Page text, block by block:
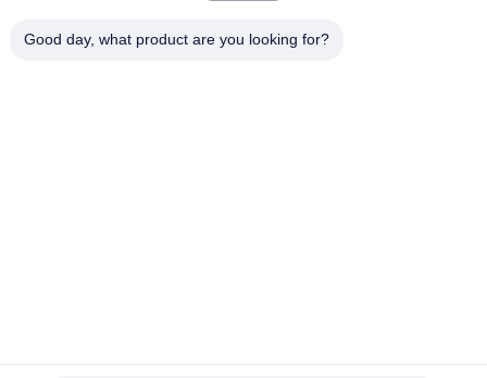
Good day, what product are you looking for?